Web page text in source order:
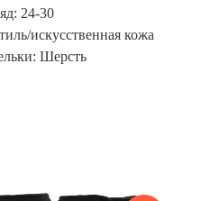
24-30
искусственная кожа
Шерсть